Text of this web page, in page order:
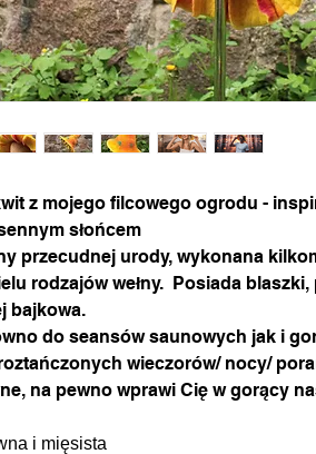
z mojego filcowego ogrodu -
słońcem
przecudnej urody, wykonana
rodzajów wełny. Posiada blaszki,
bajkowa.
do seansów saunowych jak i
wieczorów/ nocy/
na pewno wprawi Cię w gorący
i mięsista